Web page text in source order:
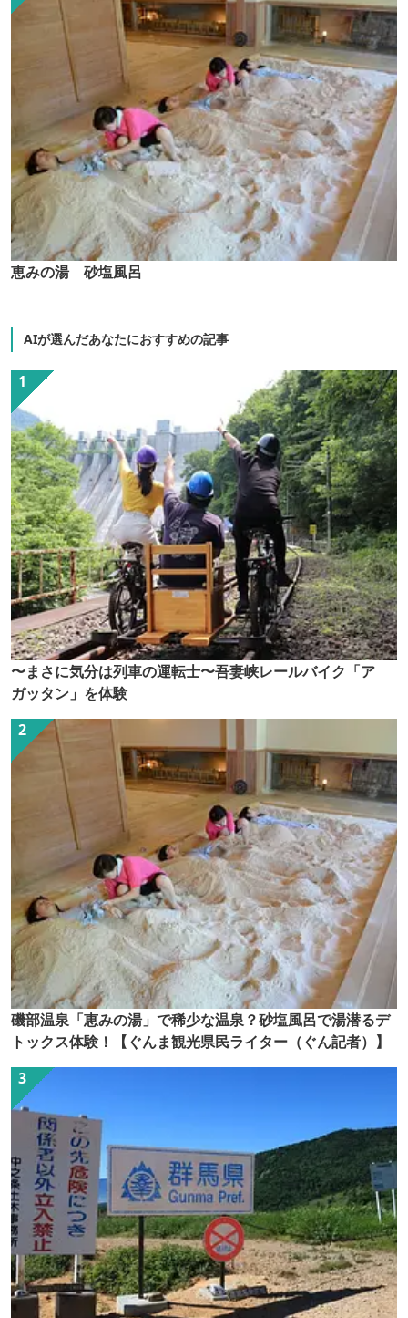
恵みの湯 砂塩風呂
AIが選んだあなたにおすすめの記事
〜まさに気分は列車の運転士〜吾妻峡レールバイク「ア
ガッタン」を体験
磯部温泉「恵みの湯」で稀少な温泉？砂塩風呂で湯潜るデ
トックス体験！【ぐんま観光県民ライター（ぐん記者）】